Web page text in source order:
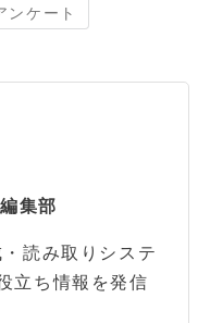
ンケート
集部
読み取りシステ
立ち情報を発信